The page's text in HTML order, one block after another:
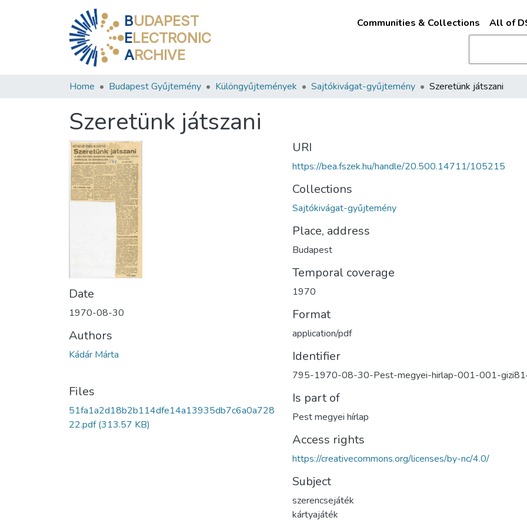
BUDAPEST
ELECTRONIC
ARCHIVE
Communities & Collections All of
Home Budapest Gyűjtemény Különgyűjtemények Sajtókivágat-gyűjtemény Szeretünk játszani
Szeretünk játszani
Date
1970-08-30
Authors
Kádár Márta
Files
51fa1a2d18b2b114dfe14a13935db7c6a0a728
22.pdf(313.57 KB)
URI
https://bea.fszek.hu/handle/20.500.14711/105215
Collections
Sajtókivágat-gyűjtemény
Place, address
Budapest
Temporal coverage
1970
Format
application/pdf
Identifier
795-1970-08-30-Pest-megyei-hirlap-001-001-
Is part of
Pest megyei hírlap
Access rights
https://creativecommons.org/licenses/by-nc/4.0/
Subject
szerencsejáték
kártyajáték